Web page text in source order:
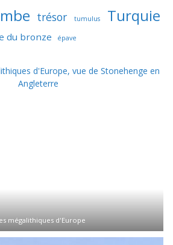
trésor tumulus Turquie
du bronze épave
mégalithiques d'Europe